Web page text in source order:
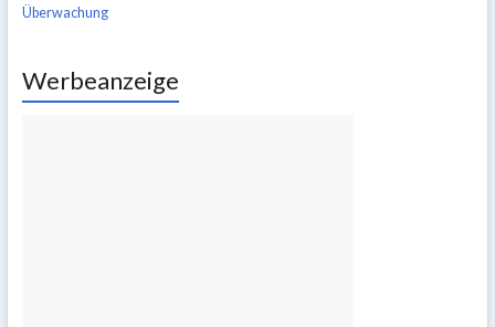
Überwachung
Werbeanzeige